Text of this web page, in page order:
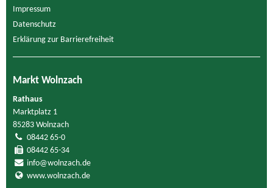
Impressum
Datenschutz
Erklärung zur Barrierefreiheit
Markt Wolnzach
Rathaus
Marktplatz 1
85283 Wolnzach
08442 65-0
08442 65-34
info@wolnzach.de
www.wolnzach.de